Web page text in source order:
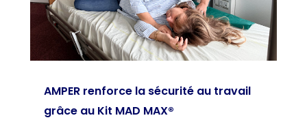
AMPER renforce la sécurité au travail
grâce au Kit MAD MAX®